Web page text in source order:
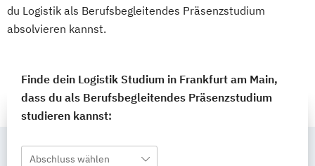
du Logistik als Berufsbegleitendes Präsenzstudium
absolvieren kannst.
Finde dein Logistik Studium in Frankfurt am Main,
dass du als Berufsbegleitendes Präsenzstudium
studieren kannst:
Abschluss wählen